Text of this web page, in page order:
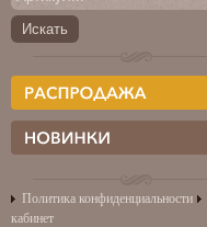
Политика конфиденциальности
кабинет